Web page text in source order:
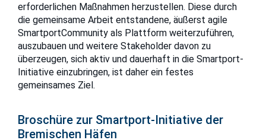
erforderlichen Maßnahmen herzustellen. Diese durch
die gemeinsame Arbeit entstandene, äußerst agile
SmartportCommunity als Plattform weiterzuführen,
auszubauen und weitere Stakeholder davon zu
überzeugen, sich aktiv und dauerhaft in die Smartport-
Initiative einzubringen, ist daher ein festes
gemeinsames Ziel.
Broschüre zur Smartport-Initiative der
Bremischen Häfen